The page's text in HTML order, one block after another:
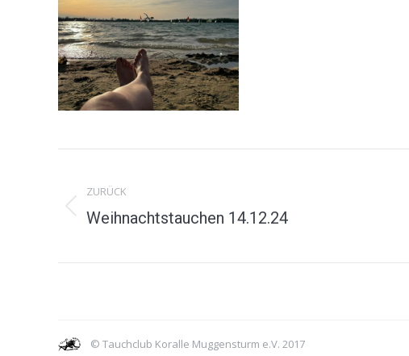
Navigation
ZURÜCK
Vorheriges
Weihnachtstauchen 14.12.24
© Tauchclub Koralle Muggensturm e.V. 2017